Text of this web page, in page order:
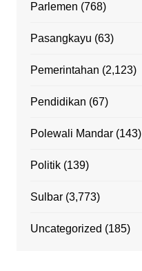
Parlemen (768)
Pasangkayu (63)
Pemerintahan (2,123)
Pendidikan (67)
Polewali Mandar(143)
Politik(139)
Sulbar(3,773)
Uncategorized (185)